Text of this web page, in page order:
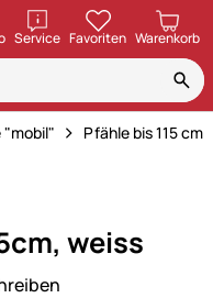
ServiceöffnenFavoriten Warenkorb
"mobil" Pfähle bis 115 cm
weiss